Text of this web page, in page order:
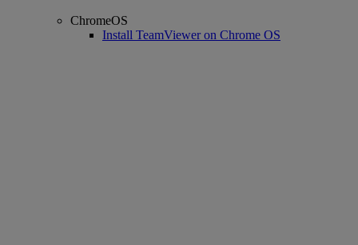
ChromeOS
Install TeamViewer on Chrome OS